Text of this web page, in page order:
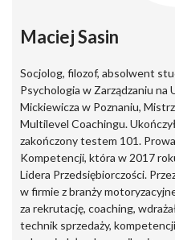
Maciej Sasin
Socjolog, filozof, absolwent
Psychologia w Zarządzaniu na
Mickiewicza w Poznaniu,
Multilevel Coachingu.
zakończony testem 101.
Kompetencji, która w 2017
Lidera Przedsiębiorczości.
w firmie z branży
za rekrutację, coaching,
technik sprzedaży,